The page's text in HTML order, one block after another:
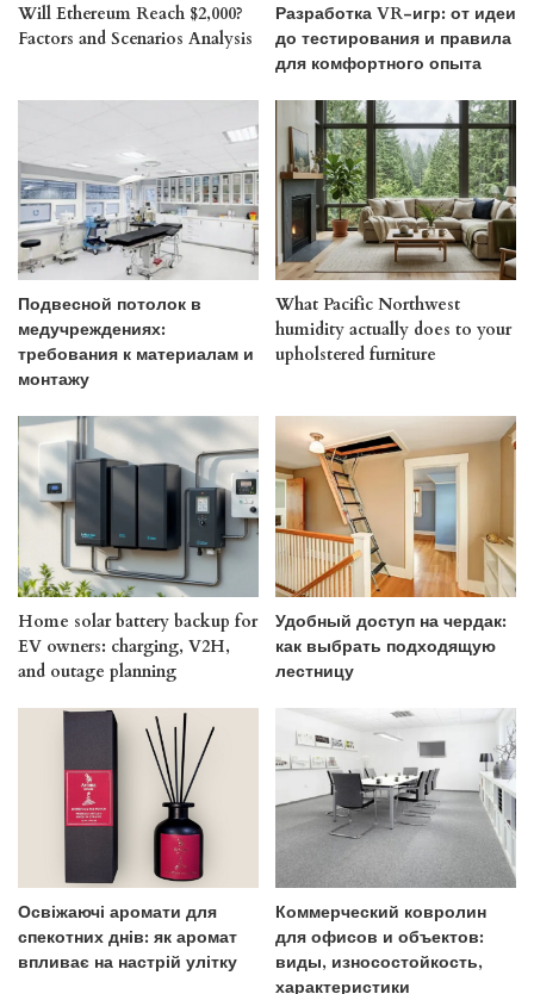
Will Ethereum Reach $2,000?
Factors and Scenarios Analysis
Разработка VR-игр: от идеи
до тестирования и правила
для комфортного опыта
Подвесной потолок в
медучреждениях:
требования к материалам и
монтажу
What Pacific Northwest
humidity actually does to your
upholstered furniture
Home solar battery backup for
EV owners: charging, V2H,
and outage planning
Удобный доступ на чердак:
как выбрать подходящую
лестницу
Освіжаючі аромати для
спекотних днів: як аромат
впливає на настрій улітку
Коммерческий ковролин
для офисов и объектов:
виды, износостойкость,
характеристики